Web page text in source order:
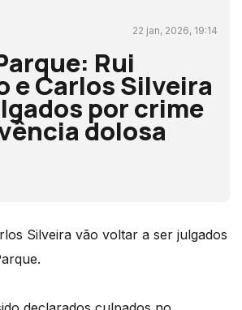
22 jan, 2026, 19:14
Rui
e Carlos Silveira
por crime
dolosa
Silveira vão voltar a ser julgados